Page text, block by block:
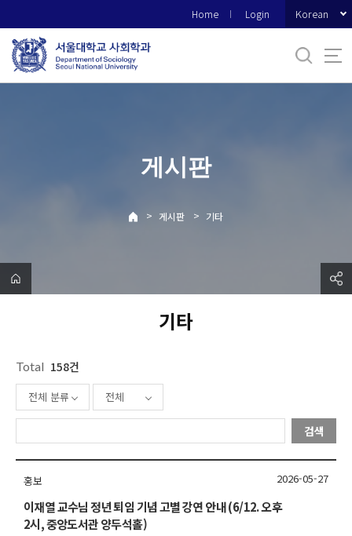
로
메
Home Login Korean
게시판
> 게시판 > 기타
기타
Total 158건
전체 분류 전체
검색
홍보
이재열 교수님 정년 퇴임 기념 고별 강연 안내 (6/12. 오후
2시, 중앙도서관 양두석홀)
2026-05-27